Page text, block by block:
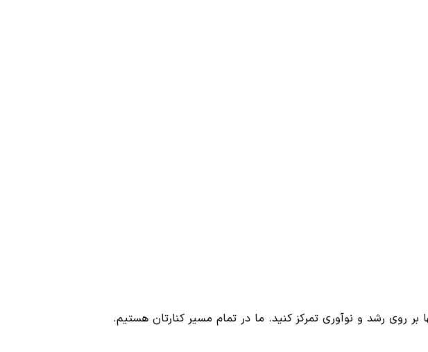
بر روی رشد و نوآوری تمرکز کنید. ما در تمام مسیر کنارتان هستیم.